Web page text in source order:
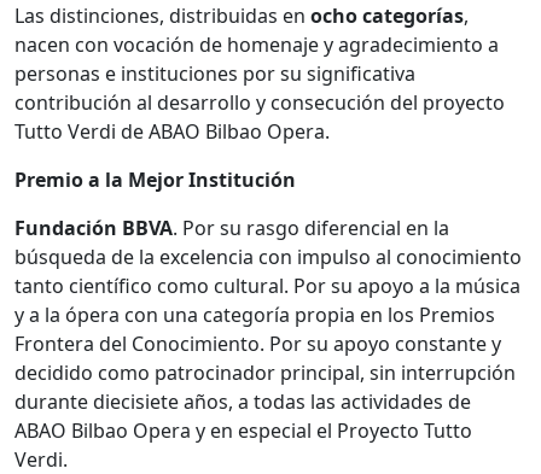
Las distinciones, distribuidas en ocho categorías,
nacen con vocación de homenaje y agradecimiento a
personas e instituciones por su significativa
contribución al desarrollo y consecución del proyecto
Tutto Verdi de ABAO Bilbao Opera.
Premio a la Mejor Institución
Fundación BBVA. Por su rasgo diferencial en la
búsqueda de la excelencia con impulso al conocimiento
tanto científico como cultural. Por su apoyo a la música
y a la ópera con una categoría propia en los Premios
Frontera del Conocimiento. Por su apoyo constante y
decidido como patrocinador principal, sin interrupción
durante diecisiete años, a todas las actividades de
ABAO Bilbao Opera y en especial el Proyecto Tutto
Verdi.